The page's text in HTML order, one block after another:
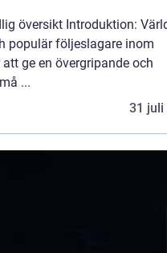
översikt Introduktion:
populär följeslagare inom
ge en övergripande och
...
31 juli